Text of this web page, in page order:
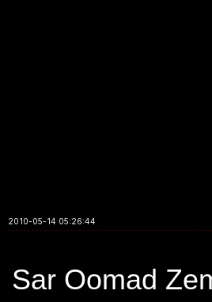
2010-05-14 05:26:44
Sar Oomad